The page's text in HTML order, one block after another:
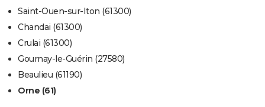
Saint-Ouen-sur-Iton (61300)
Chandai (61300)
Crulai (61300)
Gournay-le-Guérin (27580)
Beaulieu (61190)
Orne (61)